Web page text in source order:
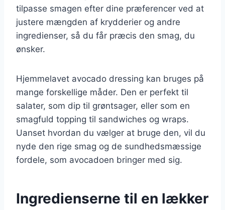
tilpasse smagen efter dine præferencer ved at
justere mængden af krydderier og andre
ingredienser, så du får præcis den smag, du
ønsker.
Hjemmelavet avocado dressing kan bruges på
mange forskellige måder. Den er perfekt til
salater, som dip til grøntsager, eller som en
smagfuld topping til sandwiches og wraps.
Uanset hvordan du vælger at bruge den, vil du
nyde den rige smag og de sundhedsmæssige
fordele, som avocadoen bringer med sig.
Ingredienserne til en lækker